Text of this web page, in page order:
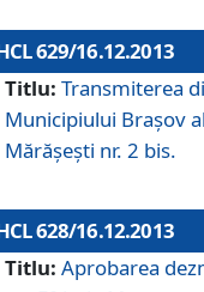
629/16.12.2013
Titlu: Transmiterea
Municipiului Braşov
Mărăşeşti nr. 2 bis.
628/16.12.2013
Titlu: Aprobarea